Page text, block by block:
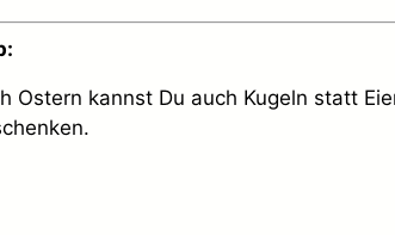
Ostern kannst Du auch Kugeln statt